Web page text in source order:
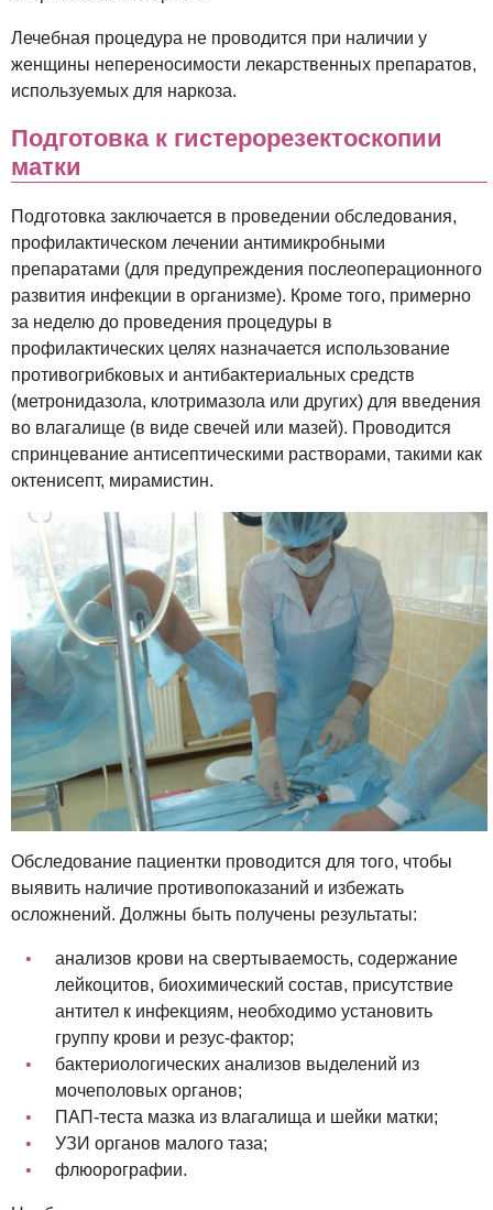
Лечебная процедура не проводится при наличии у
женщины непереносимости лекарственных препаратов,
используемых для наркоза.
Подготовка к гистерорезектоскопии
матки
Подготовка заключается в проведении обследования,
профилактическом лечении антимикробными
препаратами (для предупреждения послеоперационного
развития инфекции в организме). Кроме того, примерно
за неделю до проведения процедуры в
профилактических целях назначается использование
противогрибковых и антибактериальных средств
(метронидазола, клотримазола или других) для введения
во влагалище (в виде свечей или мазей). Проводится
спринцевание антисептическими растворами, такими как
октенисепт, мирамистин.
Обследование пациентки проводится для того, чтобы
выявить наличие противопоказаний и избежать
осложнений. Должны быть получены результаты:
анализов крови на свертываемость, содержание
лейкоцитов, биохимический состав, присутствие
антител к инфекциям, необходимо установить
группу крови и резус-фактор;
бактериологических анализов выделений из
мочеполовых органов;
ПАП-теста мазка из влагалища и шейки матки;
УЗИ органов малого таза;
флюорографии.